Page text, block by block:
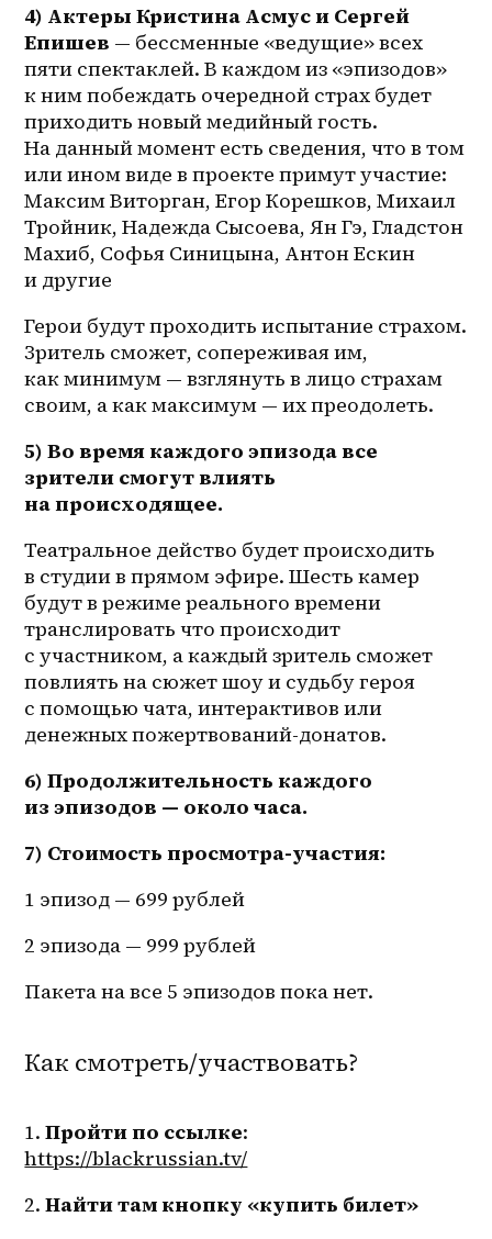
4) Актеры Кристина Асмус и Сергей
Епишев ​ — бессменные «ведущие» всех
пяти спектаклей. В каждом из «эпизодов»
к ним побеждать очередной страх будет
приходить новый медийный гость.
На данный момент есть сведения, что в том
или ином виде в проекте примут участие:
Максим Виторган​, Егор Корешков, Михаил
Тройник, Надежда Сысоева​, Ян Гэ, Гладстон
Махиб, Софья Синицына, Антон Ескин
и другие
Герои будут проходить испытание страхом.
Зритель сможет, сопереживая им,
как минимум — взглянуть в лицо страхам
своим, а как максимум — их преодолеть.
5) Во время каждого эпизода все
зрители смогут влиять
на происходящее.
Театральное действо будет происходить
в студии в прямом эфире. Шесть камер
будут в режиме реального времени
транслировать что происходит
с участником, а каждый зритель сможет
повлиять на сюжет шоу и судьбу героя
с помощью чата, интерактивов или
денежных пожертвований-донатов.
6) Продолжительность каждого
из эпизодов — около часа.
7) Стоимость просмотра-участия:
1 эпизод — 699 рублей
2 эпизода — 999 рублей
Пакета на все 5 эпизодов пока нет.
Как смотреть/участвовать?
1. Пройти по ссылке
https://blackrussian.tv/
2. Найти там кнопку «купить билет»